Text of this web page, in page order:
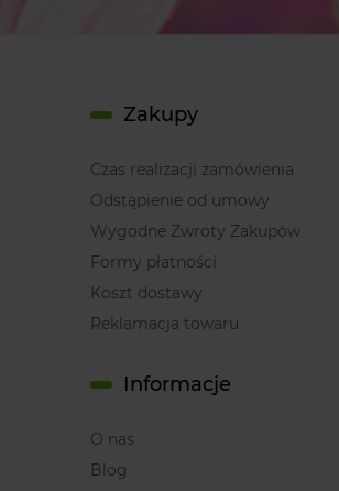
Zakupy
Czas realizacji zamówienia
Odstąpienie od umowy
Wygodne Zwroty Zakupów
Formy płatności
Koszt dostawy
Reklamacja towaru
Informacje
O nas
Blog